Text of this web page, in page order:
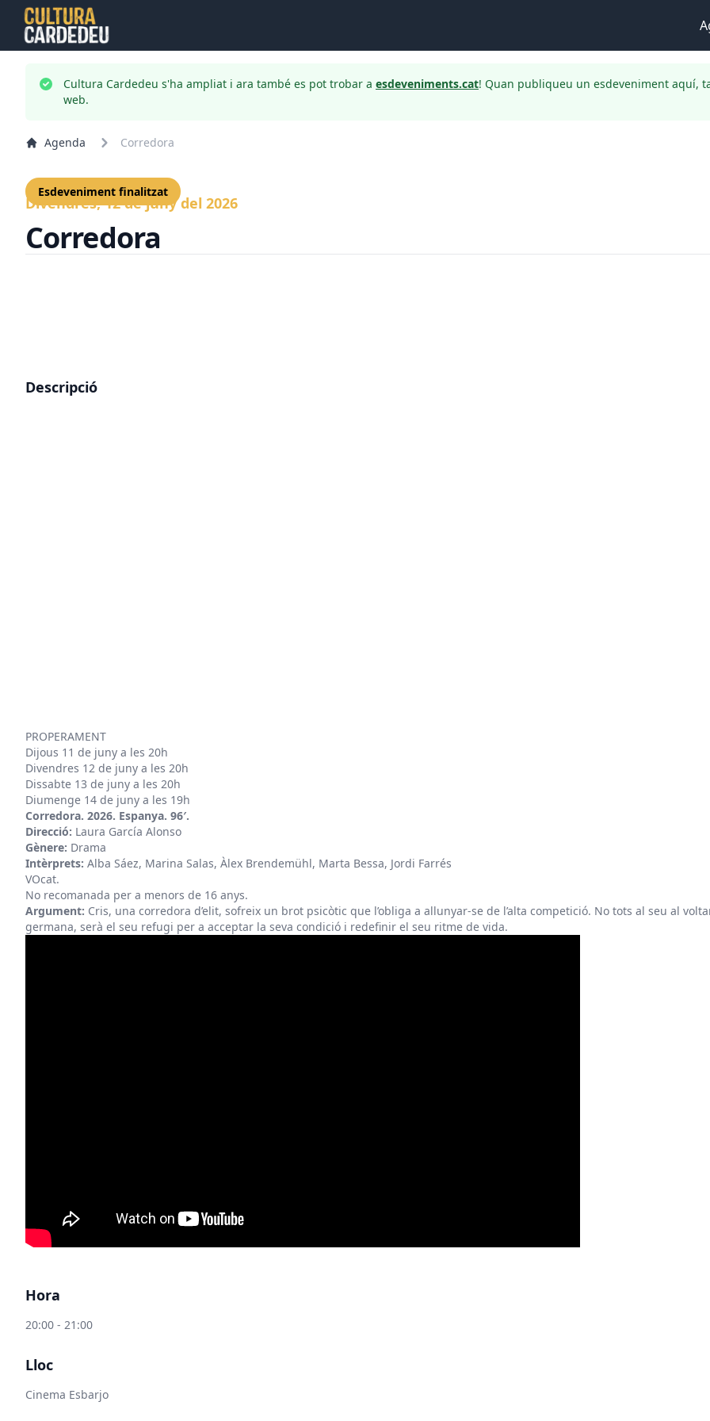
Cultura Cardedeu s'ha ampliat i ara també es pot trobar a esdeveniments.cat! Quan publiqueu un esdeveniment aquí,
web.
Agenda Corredora
Esdeveniment finalitzat
Divendres, 12 de juny del 2026
Corredora
Descripció
PROPERAMENT
Dijous 11 de juny a les 20h
Divendres 12 de juny a les 20h
Dissabte 13 de juny a les 20h
Diumenge 14 de juny a les 19h
Corredora. 2026. Espanya. 96′.
Direcció: Laura García Alonso
Gènere: Drama
Intèrprets: Alba Sáez, Marina Salas, Àlex Brendemühl, Marta Bessa, Jordi Farrés
VOcat.
No recomanada per a menors de 16 anys.
Argument: Cris, una corredora d’elit, sofreix un brot psicòtic que l’obliga a allunyar-se de l’alta competició. No tots al seu al
germana, serà el seu refugi per a acceptar la seva condició i redefinir el seu ritme de vida.
Hora
20:00 - 21:00
Lloc
Cinema Esbarjo